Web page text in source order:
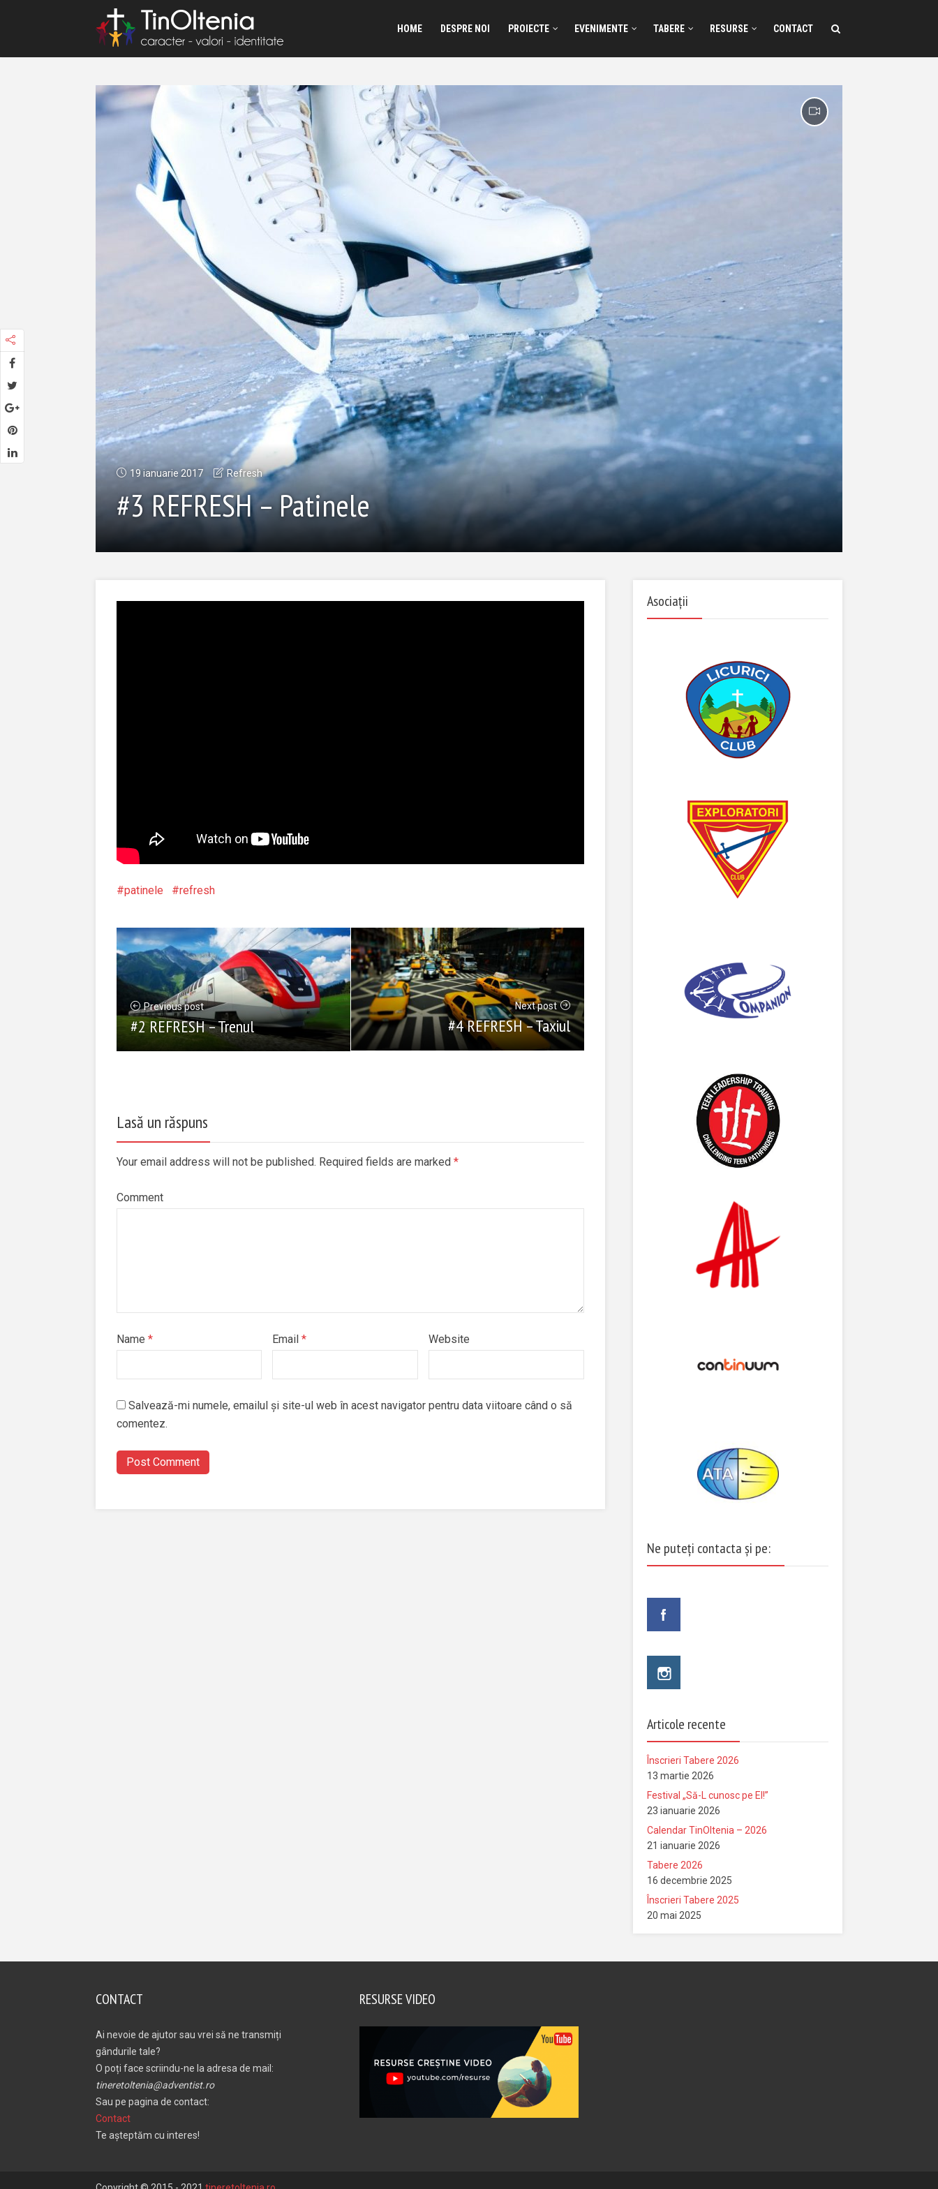
HOME DESPRE NOI PROIECTE EVENIMENTE TABERE RESURSE CONTACT
19 ianuarie 2017 Refresh
#3 REFRESH – Patinele
patinele refresh
Previous post
#2 REFRESH – Trenul
Next post
#4 REFRESH – Taxiul
Lasă un răspuns
Your email address will not be published. Required fields are marked *
Comment
Name * Email * Website
Salvează-mi numele, emailul și site-ul web în acest navigator pentru data viitoare când o să
comentez.
Asociații
Ne puteți contacta și pe:
Articole recente
Înscrieri Tabere 2026
13 martie 2026
Festival „Să-L cunosc pe El!”
23 ianuarie 2026
Calendar TinOltenia – 2026
21 ianuarie 2026
Tabere 2026
16 decembrie 2025
Înscrieri Tabere 2025
20 mai 2025
CONTACT
Ai nevoie de ajutor sau vrei să ne transmiți
gândurile tale?
O poți face scriindu-ne la adresa de mail:
tineretoltenia@adventist.ro
Sau pe pagina de contact:
Contact
Te așteptăm cu interes!
RESURSE VIDEO